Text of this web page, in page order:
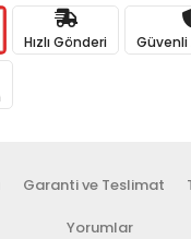
Hızlı Gönderi Güvenli
Garanti ve Teslimat
Yorumlar